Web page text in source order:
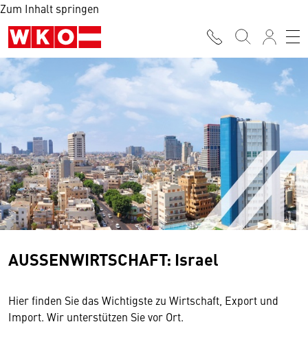
Zum Inhalt springen
AUSSENWIRTSCHAFT: Israel
Hier finden Sie das Wichtigste zu Wirtschaft, Export und
Import. Wir unterstützen Sie vor Ort.